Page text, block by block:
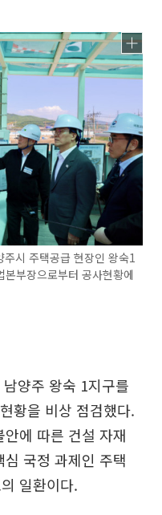
시 주택공급 현장인 왕숙1
부장으로부터 공사현황에
양주 왕숙 1지구를
황을 비상 점검했다.
에 따른 건설 자재
국정 과제인 주택
일환이다.